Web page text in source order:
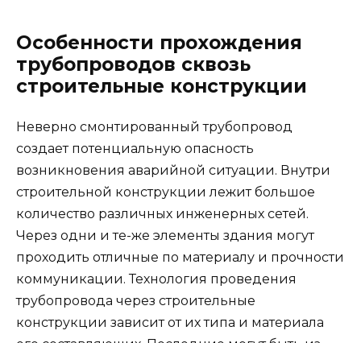
Особенности прохождения
трубопроводов сквозь
строительные конструкции
Неверно смонтированный трубопровод
создает потенциальную опасность
возникновения аварийной ситуации. Внутри
строительной конструкции лежит большое
количество различных инженерных сетей.
Через одни и те-же элементы здания могут
проходить отличные по материалу и прочности
коммуникации. Технология проведения
трубопровода через строительные
конструкции зависит от их типа и материала